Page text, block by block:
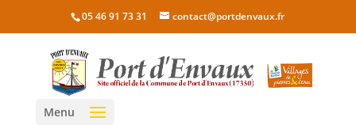
05 46 91 73 31 contact@portdenvaux.fr
Menu